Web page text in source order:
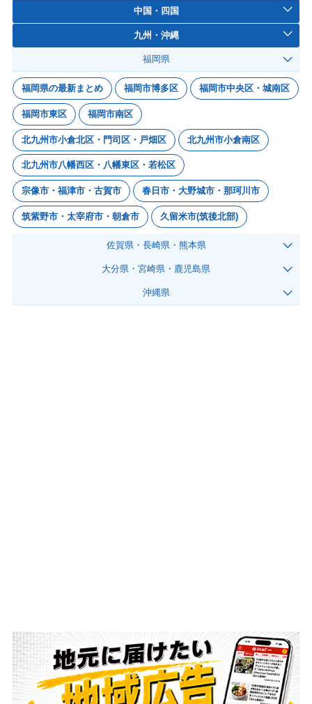
中国・四国
九州・沖縄
福岡県
福岡県の最新まとめ 福岡市博多区 福岡市中央区・城南区
福岡市東区 福岡市南区
北九州市小倉北区・門司区・戸畑区 北九州市小倉南区
北九州市八幡西区・八幡東区・若松区
宗像市・福津市・古賀市 春日市・大野城市・那珂川市
筑紫野市・太宰府市・朝倉市 久留米市(筑後北部)
佐賀県・長崎県・熊本県
大分県・宮崎県・鹿児島県
沖縄県